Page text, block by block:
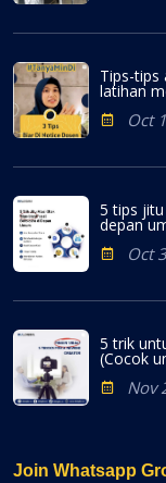
Tips-tips
latihan
Oct
5 tips
depan
Oct
5 trik
(Cocok
Nov
Join Whatsapp